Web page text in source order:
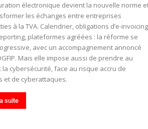
électronique devient la nouvelle norme
les échanges entre entreprises
à la TVA. Calendrier, obligations d’e-invoicing
plateformes agréées : la réforme se
avec un accompagnement annoncé
Mais elle impose aussi de prendre au
la cybersécurité, face au risque accru de
et de cyberattaques.
suite